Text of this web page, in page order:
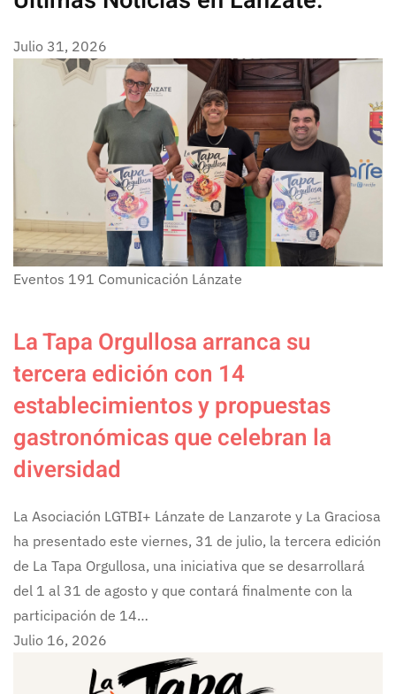
Julio 31, 2026
Eventos 191 Comunicación Lánzate
La Tapa Orgullosa arranca su
tercera edición con 14
establecimientos y propuestas
gastronómicas que celebran la
diversidad
La Asociación LGTBI+ Lánzate de Lanzarote y La Graciosa
ha presentado este viernes, 31 de julio, la tercera edición
de La Tapa Orgullosa, una iniciativa que se desarrollará
del 1 al 31 de agosto y que contará finalmente con la
participación de 14…
Julio 16, 2026